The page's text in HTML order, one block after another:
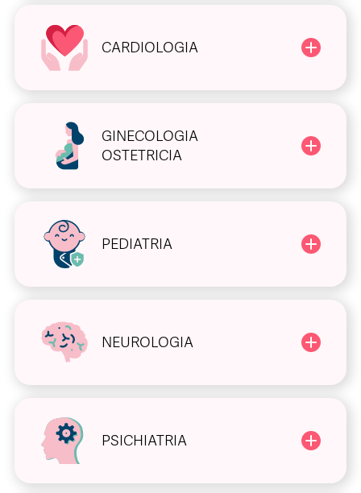
CARDIOLOGIA
GINECOLOGIA
OSTETRICIA
PEDIATRIA
NEUROLOGIA
PSICHIATRIA